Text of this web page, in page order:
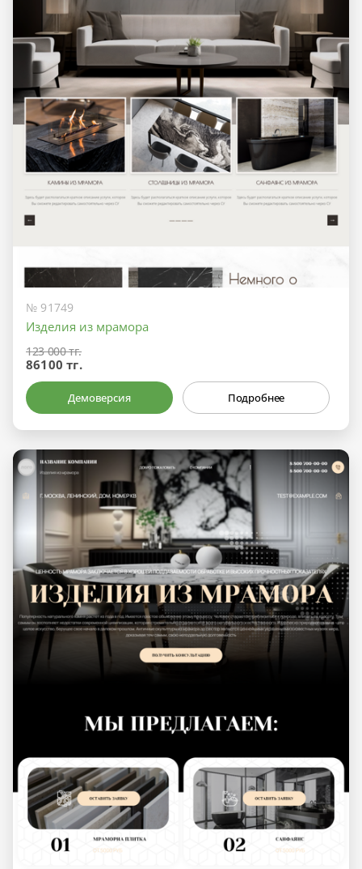
№ 91749
Изделия из мрамора
123 000 тг.
86100 тг.
Демоверсия Подробнее